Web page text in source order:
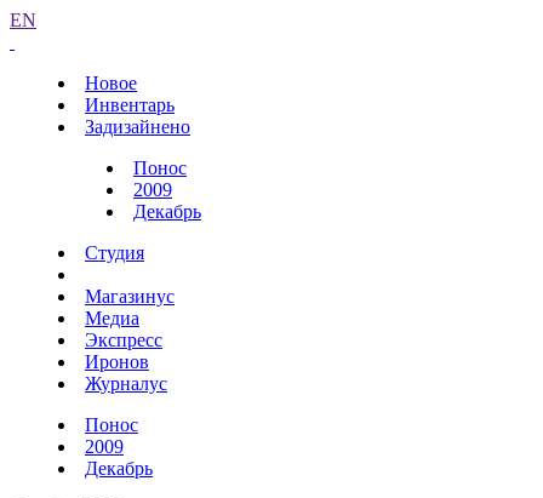
EN
Новое
Инвентарь
Задизайнено
Понос
2009
Декабрь
Студия
Магазинус
Медиа
Экспресс
Иронов
Журналус
Понос
2009
Декабрь